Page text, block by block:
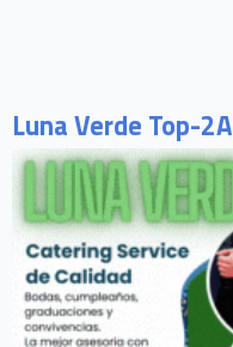
Luna Verde Top-2A